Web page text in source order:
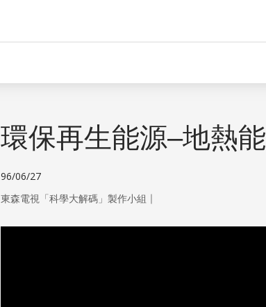
環保再生能源–地熱能
96/06/27
東森電視「科學大解碼」製作小組 ｜